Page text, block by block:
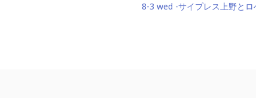
8-3 wed -サイプレス上野とロ